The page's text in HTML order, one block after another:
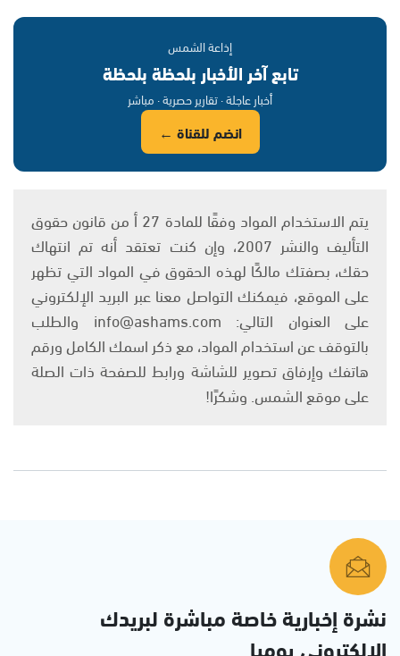
إذاعة الشمس
تابع آخر الأخبار بلحظة بلحظة
أخبار عاجلة · تقارير حصرية · مباشر
انضم للقناة ←
يتم الاستخدام المواد وفقًا للمادة 27 أ من قانون حقوق
التأليف والنشر 2007، وإن كنت تعتقد أنه تم انتهاك
حقك، بصفتك مالكًا لهذه الحقوق في المواد التي تظهر
على الموقع، فيمكنك التواصل معنا عبر البريد الإلكتروني
على العنوان التالي: info@ashams.com والطلب
بالتوقف عن استخدام المواد، مع ذكر اسمك الكامل ورقم
هاتفك وإرفاق تصوير للشاشة ورابط للصفحة ذات الصلة
على موقع الشمس. وشكرًا!
نشرة إخبارية خاصة مباشرة لبريدك
الإلكتروني يوميا